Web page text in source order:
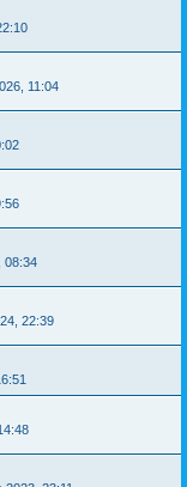
11:04
08:34
22:39